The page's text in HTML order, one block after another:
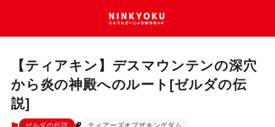
【ティアキン】デスマウンテンの深穴
から炎の神殿へのルート[ゼルダの伝
説]
ゼルダの伝説 ティアーズオブザキングダム